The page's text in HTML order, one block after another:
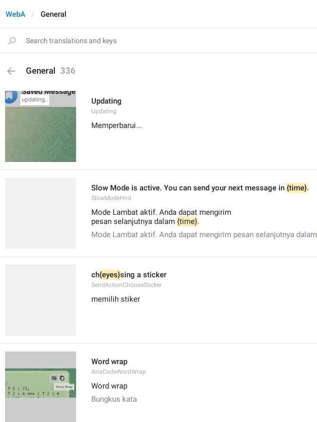
WebA General
General 336
Updating
Updating
Memperbarui...
Slow Mode is active. You can send your next message in {time}.
SlowModeHint
Mode Lambat aktif. Anda dapat mengirim
pesan selanjutnya dalam {time}.
Mode Lambat aktif. Anda dapat mengirim pesan selanjutnya dalam
ch{eyes}sing a sticker
SendActionChooseSticker
memilih stiker
Word wrap
AriaCodeWordWrap
Word wrap
Bungkus kata